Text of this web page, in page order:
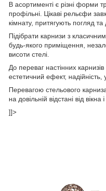
В асортименті є різні форми
профільні. Цікаві рельєфи
кімнату, притягують погляд та
Підібрати карнизи з
будь-якого приміщення,
висоти стелі.
До переваг настінних
естетичний ефект, надійність,
Перевагою стельового
на довільній відстані від
]]>